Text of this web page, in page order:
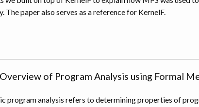
The paper also serves as a reference for KernelF.
of Program Analysis using Formal
program analysis refers to determining properties of